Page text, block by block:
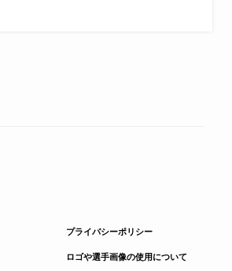
プライバシーポリシー
ロゴや選手画像の使用について